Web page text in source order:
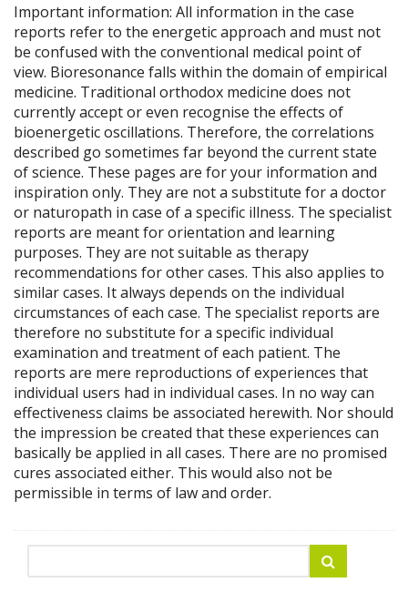
Important information: All information in the case
reports refer to the energetic approach and must not
be confused with the conventional medical point of
view. Bioresonance falls within the domain of empirical
medicine. Traditional orthodox medicine does not
currently accept or even recognise the effects of
bioenergetic oscillations. Therefore, the correlations
described go sometimes far beyond the current state
of science. These pages are for your information and
inspiration only. They are not a substitute for a doctor
or naturopath in case of a specific illness. The specialist
reports are meant for orientation and learning
purposes. They are not suitable as therapy
recommendations for other cases. This also applies to
similar cases. It always depends on the individual
circumstances of each case. The specialist reports are
therefore no substitute for a specific individual
examination and treatment of each patient. The
reports are mere reproductions of experiences that
individual users had in individual cases. In no way can
effectiveness claims be associated herewith. Nor should
the impression be created that these experiences can
basically be applied in all cases. There are no promised
cures associated either. This would also not be
permissible in terms of law and order.